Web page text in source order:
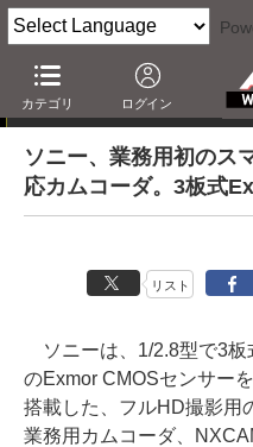
カテゴリ ログイン
ニュース
ソニー、業務用初のス
応カムコーダ。3板式
リスト
ソニーは、1/2.8型で3板
のExmor CMOSセンサーを
搭載した、フルHD撮影用
業務用カムコーダ、